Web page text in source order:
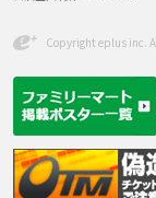
Copyright eplus inc.